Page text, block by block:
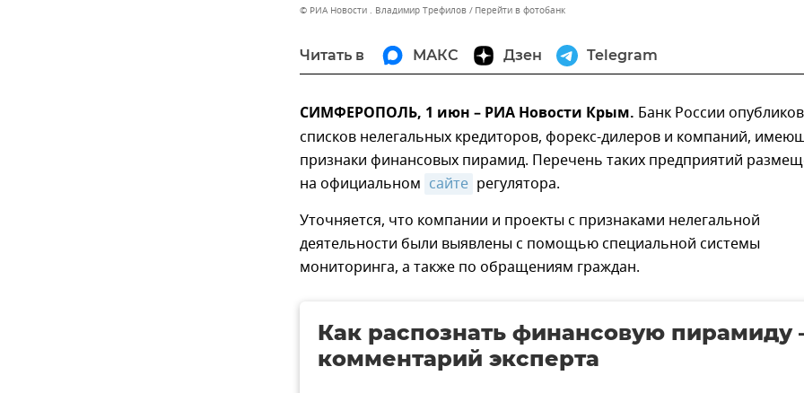
© РИА Новости . Владимир Трефилов Перейти в фотобанк
Читать в МАКС Дзен Telegram
СИМФЕРОПОЛЬ, 1 июн – РИА Новости Крым. Банк России
списков нелегальных кредиторов, форекс-дилеров и компаний,
признаки финансовых пирамид. Перечень таких предприятий
на официальном сайте регулятора.
Уточняется, что компании и проекты с признаками нелегальной
деятельности были выявлены с помощью специальной системы
мониторинга, а также по обращениям граждан.
Как распознать финансовую пирамиду
комментарий эксперта